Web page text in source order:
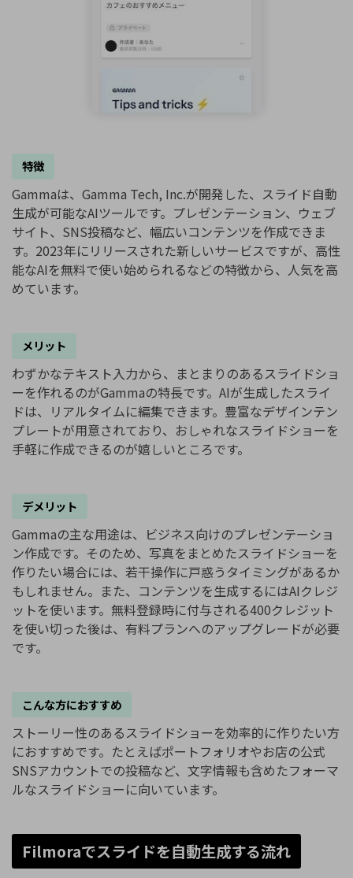
特徴
Gammaは、Gamma Tech, Inc.が開発した、スライド自動
生成が可能なAIツールです。プレゼンテーション、ウェブ
サイト、SNS投稿など、幅広いコンテンツを作成できま
す。2023年にリリースされた新しいサービスですが、高性
能なAIを無料で使い始められるなどの特徴から、人気を高
めています。
メリット
わずかなテキスト入力から、まとまりのあるスライドショ
ーを作れるのがGammaの特長です。AIが生成したスライ
ドは、リアルタイムに編集できます。豊富なデザインテン
プレートが用意されており、おしゃれなスライドショーを
手軽に作成できるのが嬉しいところです。
デメリット
Gammaの主な用途は、ビジネス向けのプレゼンテーショ
ン作成です。そのため、写真をまとめたスライドショーを
作りたい場合には、若干操作に戸惑うタイミングがあるか
もしれません。また、コンテンツを生成するにはAIクレジ
ットを使います。無料登録時に付与される400クレジット
を使い切った後は、有料プランへのアップグレードが必要
です。
こんな方におすすめ
ストーリー性のあるスライドショーを効率的に作りたい方
におすすめです。たとえばポートフォリオやお店の公式
SNSアカウントでの投稿など、文字情報も含めたフォーマ
ルなスライドショーに向いています。
Filmoraでスライドを自動生成する流れ